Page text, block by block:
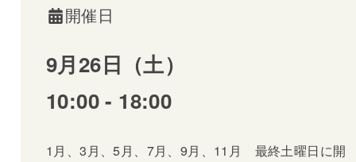
開催日
9月26日（土）
10:00 - 18:00
1月、3月、5月、7月、9月、11月 最終土曜日に開